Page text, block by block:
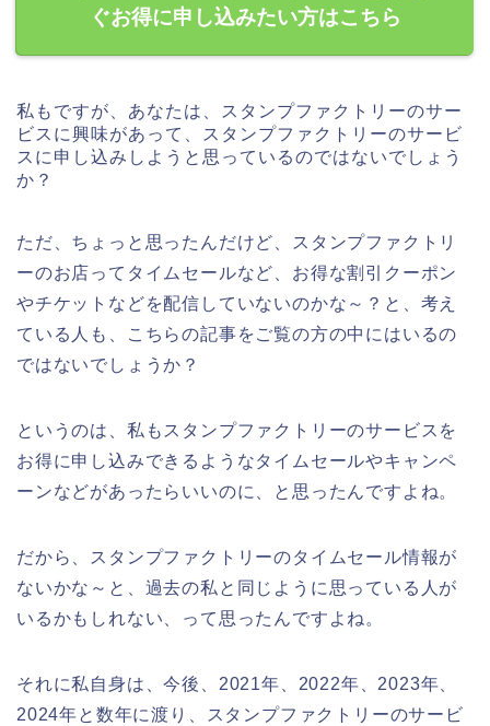
ぐお得に申し込みたい方はこちら
私もですが、あなたは、スタンプファクトリーのサー
ビスに興味があって、スタンプファクトリーのサービ
スに申し込みしようと思っているのではないでしょう
か？
ただ、ちょっと思ったんだけど、スタンプファクトリ
ーのお店ってタイムセールなど、お得な割引クーポン
やチケットなどを配信していないのかな～？と、考え
ている人も、こちらの記事をご覧の方の中にはいるの
ではないでしょうか？
というのは、私もスタンプファクトリーのサービスを
お得に申し込みできるようなタイムセールやキャンペ
ーンなどがあったらいいのに、と思ったんですよね。
だから、スタンプファクトリーのタイムセール情報が
ないかな～と、過去の私と同じように思っている人が
いるかもしれない、って思ったんですよね。
それに私自身は、今後、2021年、2022年、2023年、
2024年と数年に渡り、スタンプファクトリーのサービ